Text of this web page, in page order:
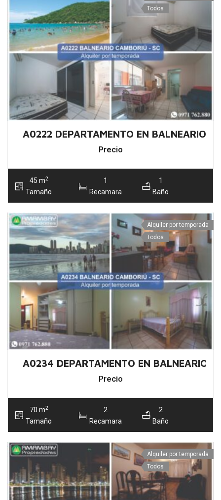
Todos
A0222 DEPARTAMENTO EN BALNEARIO
Precio
45 m2
Tamaño
1
Recamara
1
Baño
Alquiler por temporada
Todos
A0234 DEPARTAMENTO EN BALNEARIO
Precio
70 m2
Tamaño
2
Recamara
2
Baño
Alquiler por temporada
Todos